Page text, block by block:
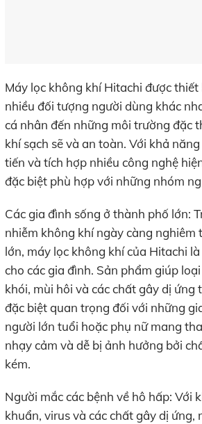
Máy lọc không khí Hitachi được thiết
nhiều đối tượng người dùng khác
cá nhân đến những môi trường đặc
khí sạch sẽ và an toàn. Với khả
tiến và tích hợp nhiều công nghệ
đặc biệt phù hợp với những nhóm
Các gia đình sống ở thành phố lớn:
nhiễm không khí ngày càng nghiêm
lớn, máy lọc không khí của Hitachi
cho các gia đình. Sản phẩm giúp
khói, mùi hôi và các chất gây dị
đặc biệt quan trọng đối với những
người lớn tuổi hoặc phụ nữ mang
nhạy cảm và dễ bị ảnh hưởng bởi
kém.
Người mắc các bệnh về hô hấp: Với
khuẩn, virus và các chất gây dị ứng,